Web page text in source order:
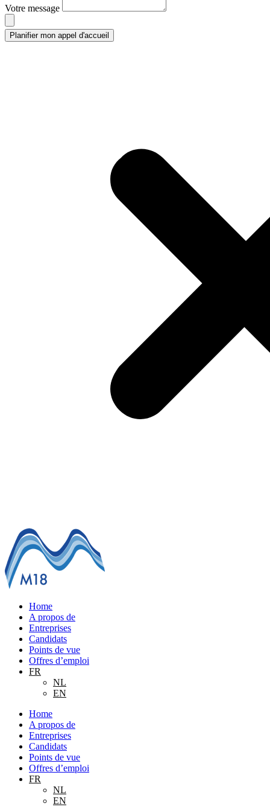
Votre message
Planifier mon appel d'accueil
Home
A propos de
Entreprises
Candidats
Points de vue
Offres d’emploi
FR
NL
EN
Home
A propos de
Entreprises
Candidats
Points de vue
Offres d’emploi
FR
NL
EN